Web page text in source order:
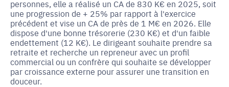
personnes, elle a réalisé un CA de 830 K€ en 2025, soit
une progression de + 25% par rapport à l'exercice
précédent et vise un CA de près de 1 M€ en 2026. Elle
dispose d'une bonne trésorerie (230 K€) et d'un faible
endettement (12 K€). Le dirigeant souhaite prendre sa
retraite et recherche un repreneur avec un profil
commercial ou un confrère qui souhaite se développer
par croissance externe pour assurer une transition en
douceur.